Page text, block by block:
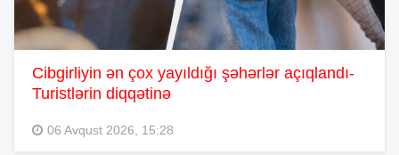
Cibgirliyin ən çox yayıldığı şəhərlər açıqlandı-
Turistlərin diqqətinə
06 Avqust 2026, 15:28